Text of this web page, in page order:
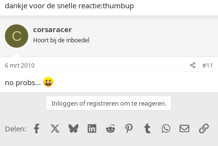
dankje voor de snelle reactie:thumbup
C corsaracer
Hoort bij de inboedel
6 mrt 2010 #11
no probs...
Inloggen of registreren om te reageren.
Delen: FacebookX (Twitter)
BlueskyLinkedIn
Reddit PinterestTumblr WhatsApp
E-mail